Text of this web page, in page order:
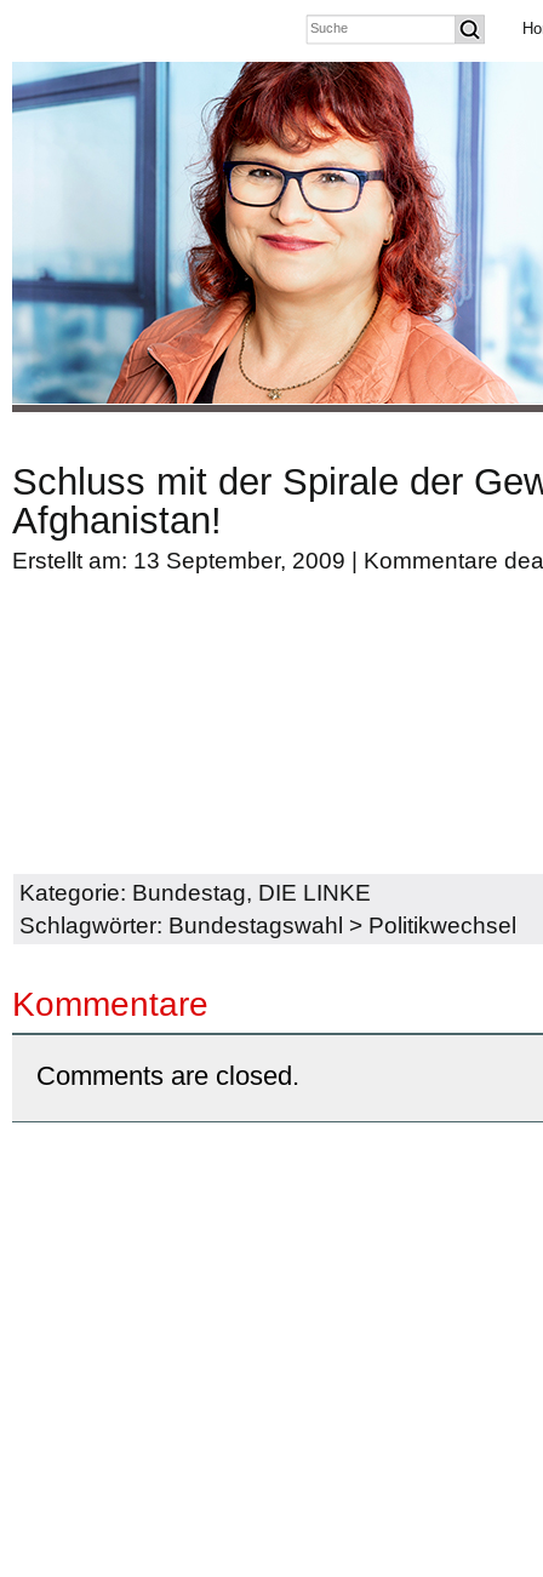
Schluss mit der Spirale der
Afghanistan!
Erstellt am: 13 September, 2009 | Kommentare
Kategorie: Bundestag, DIE LINKE
Schlagwörter: Bundestagswahl > Politikwechsel
Kommentare
Comments are closed.